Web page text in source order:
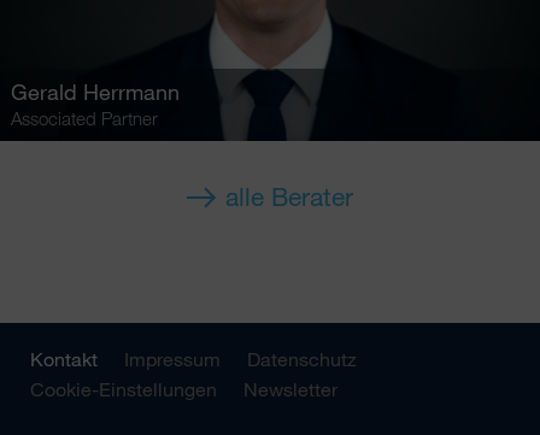
Gerald Herrmann
Associated Partner
alle Berater
Kontakt Impressum
Datenschutz
Cookie-Einstellungen
Newsletter